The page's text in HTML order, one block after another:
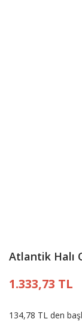
Atlantik Halı
1.333,73 TL
134,78 TL den